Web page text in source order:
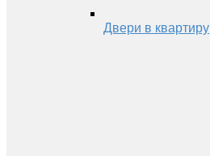
Двери в квартиру